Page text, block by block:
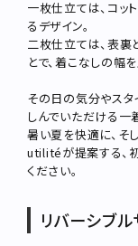
一枚仕立ては、コッ
るデザイン。
二枚仕立ては、表裏
とで、着こなしの幅
その日の気分やスタ
しんでいただける一
暑い夏を快適に、そし
utilitéが提案する、
ください。
リバーシブル